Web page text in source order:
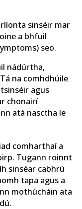
sinséir mar
a bhfuil
seo.
nádúrtha,
na comhdhúile
agus
chonairí
atá nasctha le
comharthaí a
Tugann roinnt
sinséar cabhrú
tapa agus a
mothúcháin ata